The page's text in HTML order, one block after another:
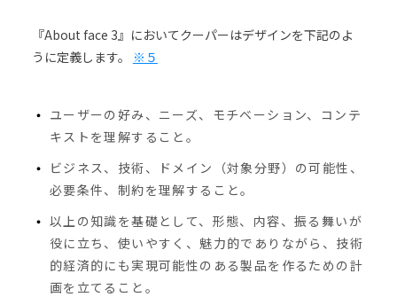
『About face 3』においてクーパーはデザインを下記のよ
うに定義します。
※５
ユーザーの好み、ニーズ、モチベーション、コンテ
キストを理解すること。
ビジネス、技術、ドメイン（対象分野）の可能性、
必要条件、制約を理解すること。
以上の知識を基礎として、形態、内容、振る舞いが
役に立ち、使いやすく、魅力的でありながら、技術
的経済的にも実現可能性のある製品を作るための計
画を立てること。